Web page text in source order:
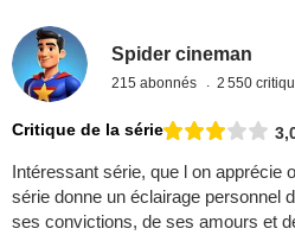
Spider cineman
215 abonnés 2 550
Critique de la série
Intéressant série, que l on apprécie
série donne un éclairage personnel
ses convictions, de ses amours et